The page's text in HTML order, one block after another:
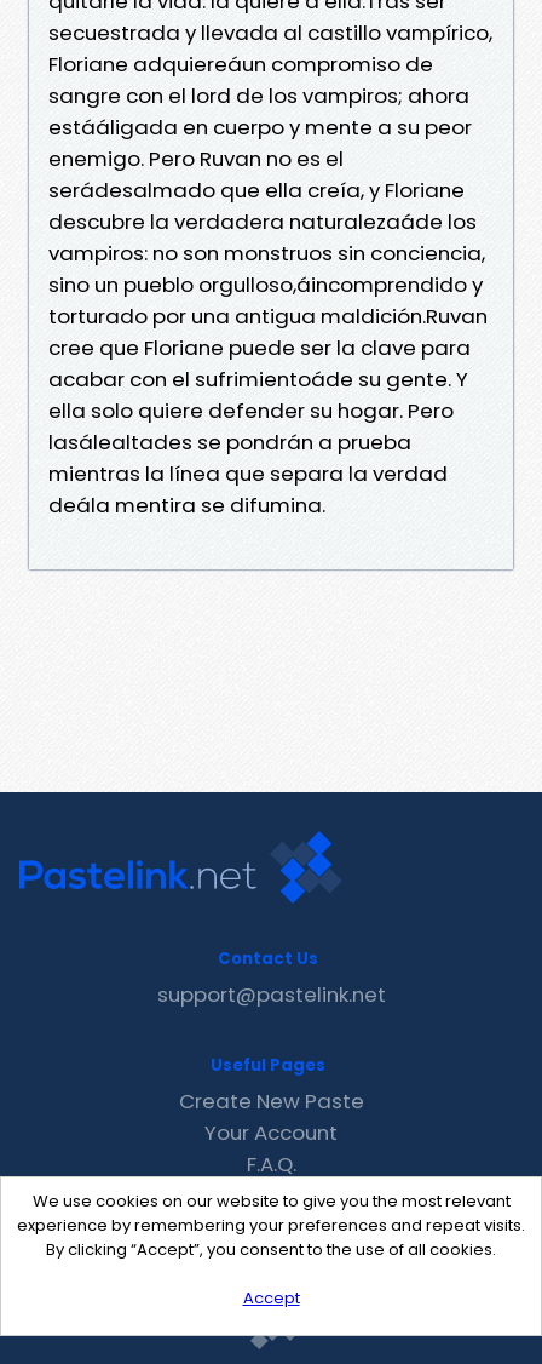
secuestrada y llevada al castillo vampírico,
Floriane adquiereáun compromiso de
sangre con el lord de los vampiros; ahora
estááligada en cuerpo y mente a su peor
enemigo. Pero Ruvan no es el
serádesalmado que ella creía, y Floriane
descubre la verdadera naturalezaáde los
vampiros: no son monstruos sin conciencia,
sino un pueblo orgulloso,áincomprendido y
torturado por una antigua maldición.Ruvan
cree que Floriane puede ser la clave para
acabar con el sufrimientoáde su gente. Y
ella solo quiere defender su hogar. Pero
lasálealtades se pondrán a prueba
mientras la línea que separa la verdad
deála mentira se difumina.
We use cookies on our website to give you the most relevant
experience by remembering your preferences and repeat visits.
By clicking “Accept”, you consent to the use of all cookies.
Accept
Contact Us
support@pastelink.net
Useful Pages
Create New Paste
Your Account
F.A.Q.
Recent
Contact